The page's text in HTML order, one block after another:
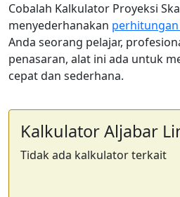
Cobalah Kalkulator Proyeksi
menyederhanakan
Anda seorang pelajar,
penasaran, alat ini ada untuk
cepat dan sederhana.
Kalkulator Aljabar
Tidak ada kalkulator terkait